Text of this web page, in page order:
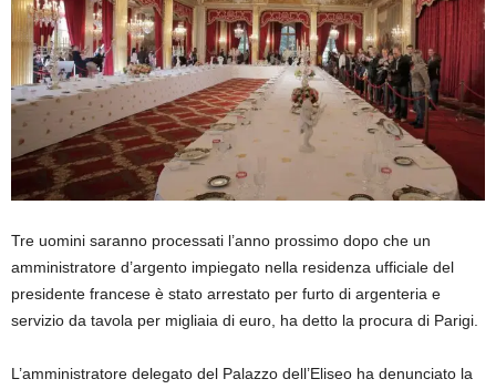
Tre uomini saranno processati l’anno prossimo dopo che un
amministratore d’argento impiegato nella residenza ufficiale del
presidente francese è stato arrestato per furto di argenteria e
servizio da tavola per migliaia di euro, ha detto la procura di Parigi.
L’amministratore delegato del Palazzo dell’Eliseo ha denunciato la